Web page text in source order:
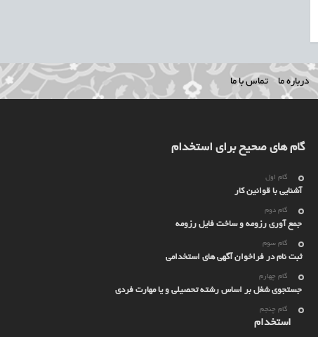
درباره ما تماس با ما
گام های صحیح برای استخدام
گام اول
آشنایی با قوانین کار
گام دوم
جمع آوری رزومه و ساخت فایل رزومه
گام سوم
ثبت نام در فراخوان آگهی های استخدامی
گام چهارم
جستجوی شغل بر اساس رشته تحصیلی و یا مهارت فردی
گام چنجم
استخدام